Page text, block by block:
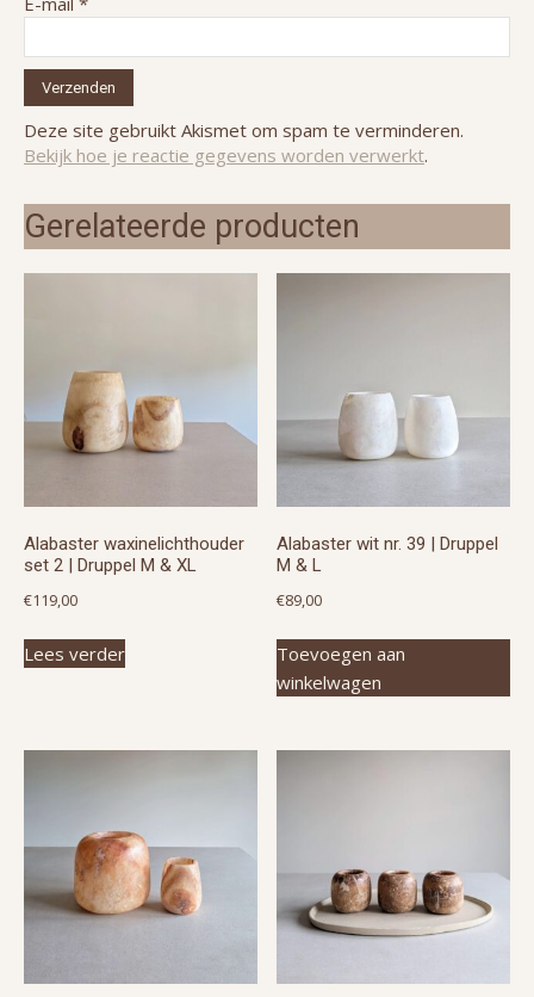
Deze site gebruikt Akismet om spam te verminderen.
Bekijk hoe je reactie gegevens worden verwerkt.
Gerelateerde producten
Alabaster waxinelichthouder
set 2 | Druppel M & XL
€119,00
Lees verder
Alabaster wit nr. 39 | Druppel
M & L
€89,00
Toevoegen aan
winkelwagen